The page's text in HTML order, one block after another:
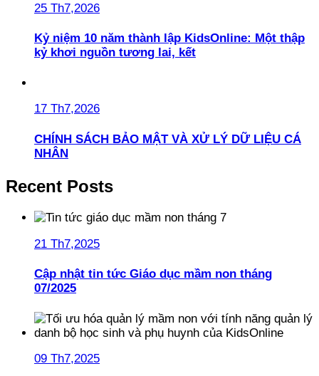
25 Th7,2026
Kỷ niệm 10 năm thành lập KidsOnline: Một thập
kỷ khơi nguồn tương lai, kết
17 Th7,2026
CHÍNH SÁCH BẢO MẬT VÀ XỬ LÝ DỮ LIỆU CÁ
NHÂN
Recent Posts
21 Th7,2025
Cập nhật tin tức Giáo dục mầm non tháng
07/2025
09 Th7,2025